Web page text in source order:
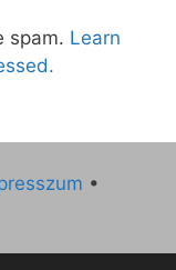
spam. Learn
•